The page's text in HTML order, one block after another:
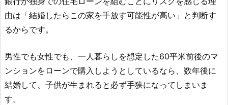
由は「結婚したらこの家を手放す可能性が高い」と判断す
るからです。
男性でも女性でも、一人暮らしを想定した60平米前後のマ
ンションをローンで購入しようとしているなら、数年後に
結婚して、子供が生まれると必ず手狭になってしまいま
す。